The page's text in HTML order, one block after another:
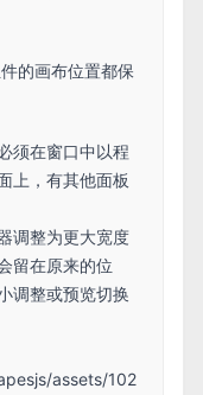
的画布位置都保
须在窗口中以程
上，有其他面板
调整为更大宽度
留在原来的位
调整或预览切换
assets/102